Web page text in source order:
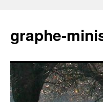
content
graphe-